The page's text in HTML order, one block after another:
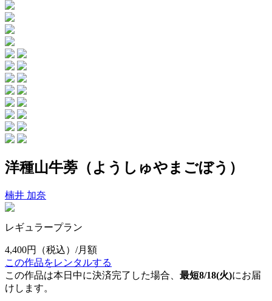
洋種山牛蒡（ようしゅやまごぼう）
楠井 加奈
レギュラープラン
4,400円
（税込）/月額
この作品をレンタルする
この作品は本日中に決済完了した場合、 最短8/18(火)にお届
けします。